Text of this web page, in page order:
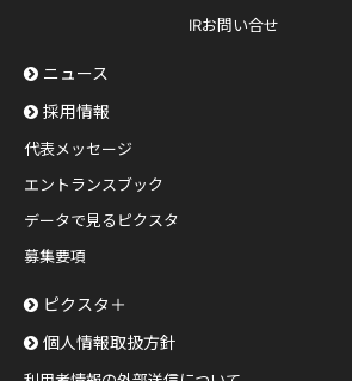
IRお問い合せ
ニュース
採用情報
代表メッセージ
エントランスブック
データで見るピクスタ
募集要項
ピクスタ＋
個人情報取扱方針